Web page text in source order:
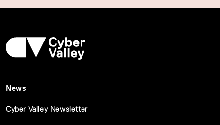
News
Cyber Valley Newsletter